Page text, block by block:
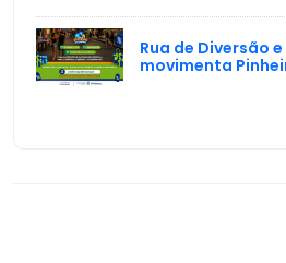
Rua de Diversão
movimenta